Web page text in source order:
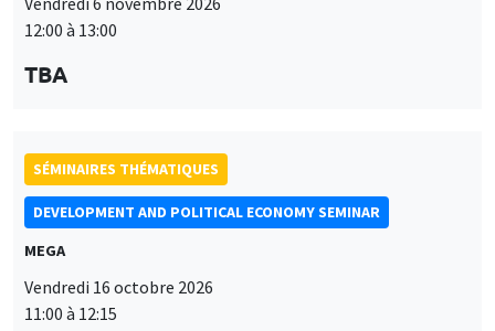
12:00 à 13:00
TBA
SÉMINAIRES THÉMATIQUES
DEVELOPMENT AND POLITICAL ECONOMY SEMINAR
Vendredi 16 octobre 2026
11:00 à 12:15